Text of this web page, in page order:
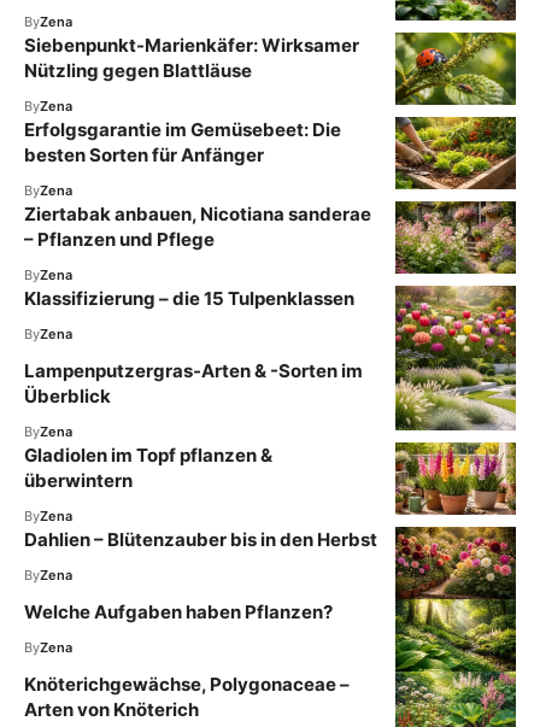
ByZena
Siebenpunkt-Marienkäfer: Wirksamer
Nützling gegen Blattläuse
ByZena
Erfolgsgarantie im Gemüsebeet: Die
besten Sorten für Anfänger
ByZena
Ziertabak anbauen, Nicotiana sanderae
– Pflanzen und Pflege
ByZena
Klassifizierung – die 15 Tulpenklassen
ByZena
Lampenputzergras-Arten & -Sorten im
Überblick
ByZena
Gladiolen im Topf pflanzen &
überwintern
ByZena
Dahlien – Blütenzauber bis in den Herbst
ByZena
Welche Aufgaben haben Pflanzen?
ByZena
Knöterichgewächse, Polygonaceae –
Arten von Knöterich